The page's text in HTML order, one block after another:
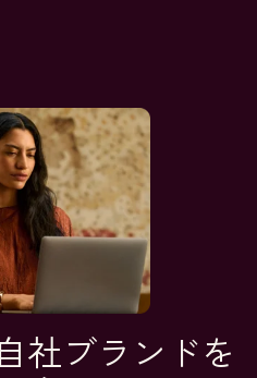
社ブランドを